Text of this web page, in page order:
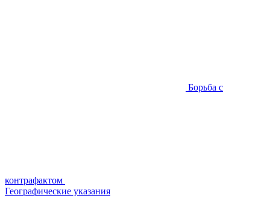
Борьба с
контрафактом
Географические указания